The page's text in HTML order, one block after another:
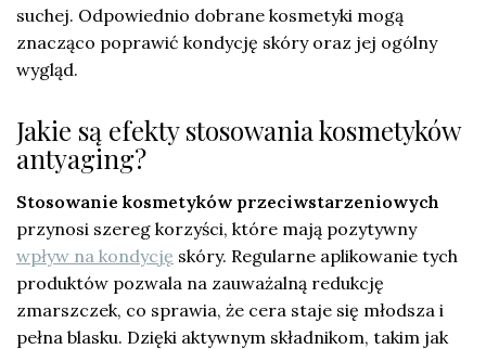
suchej. Odpowiednio dobrane kosmetyki mogą
znacząco poprawić kondycję skóry oraz jej ogólny
wygląd.
Jakie są efekty stosowania kosmetyków
antyaging?
Stosowanie kosmetyków przeciwstarzeniowych
przynosi szereg korzyści, które mają pozytywny
wpływ na kondycję skóry. Regularne aplikowanie tych
produktów pozwala na zauważalną redukcję
zmarszczek, co sprawia, że cera staje się młodsza i
pełna blasku. Dzięki aktywnym składnikom, takim jak